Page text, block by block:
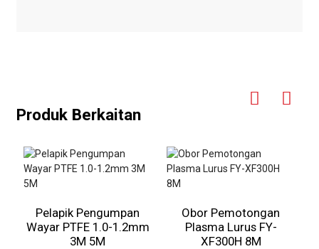
Produk Berkaitan
Pelapik Pengumpan
Wayar PTFE 1.0-1.2mm
3M 5M
Obor Pemotongan
Plasma Lurus FY-
XF300H 8M